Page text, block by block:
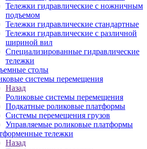
Тележки гидравлические с ножничным
подъемом
Тележки гидравлические стандартные
Тележки гидравлические с различной
шириной вил
Специализированные гидравлические
тележки
столы
системы перемещения
Назад
Роликовые системы перемещения
Подкатные роликовые платформы
Системы перемещения грузов
Управляемые роликовые платформы
тележки
Назад